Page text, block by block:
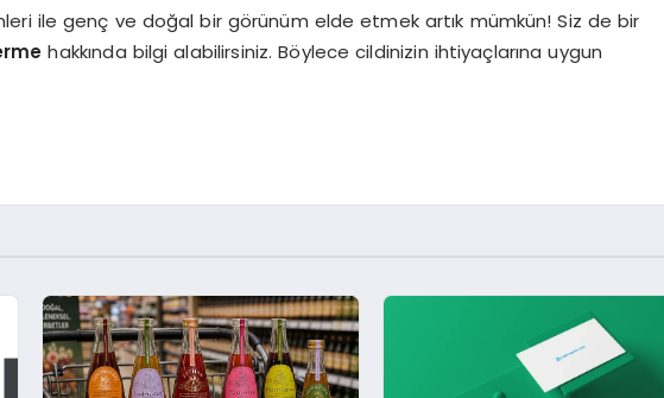
ile genç ve doğal bir görünüm elde etmek artık mümkün! Siz de bir
hakkında bilgi alabilirsiniz. Böylece cildinizin ihtiyaçlarına uygun